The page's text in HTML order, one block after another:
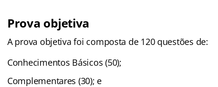
Prova objetiva
A prova objetiva foi composta de 120 questões de:
Conhecimentos Básicos (50);
Complementares (30); e